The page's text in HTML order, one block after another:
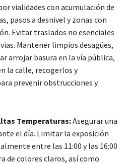
vialidades con acumulación de
pasos a desnivel y zonas con
Evitar traslados no esenciales
Mantener limpios desagües,
arrojar basura en la vía pública,
la calle, recogerlos y
prevenir obstrucciones y
Temperaturas:Asegurar una
el día. Limitar la exposición
entre las 11:00 y las 16:00
de colores claros, así como